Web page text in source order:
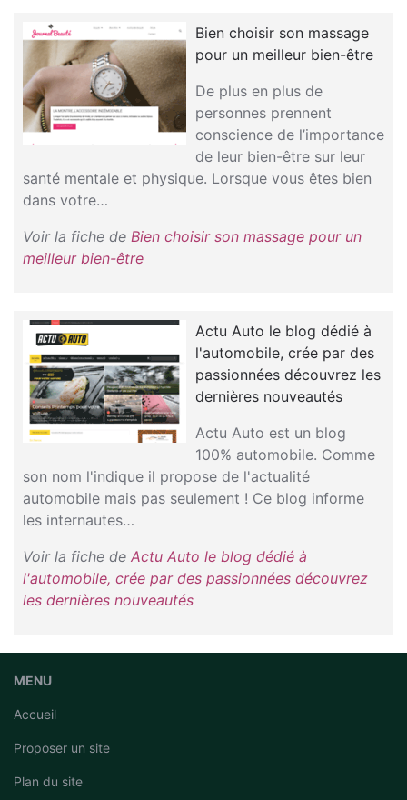
Bien choisir son massage
pour un meilleur bien-être
De plus en plus de
personnes prennent
conscience de l’importance
de leur bien-être sur leur
santé mentale et physique. Lorsque vous êtes bien
dans votre…
Voir la fiche de Bien choisir son massage pour un
meilleur bien-être
Actu Auto le blog dédié à
l'automobile, crée par des
passionnées découvrez les
dernières nouveautés
Actu Auto est un blog
100% automobile. Comme
son nom l'indique il propose de l'actualité
automobile mais pas seulement ! Ce blog informe
les internautes…
Voir la fiche de Actu Auto le blog dédié à
l'automobile, crée par des passionnées découvrez
les dernières nouveautés
MENU
Accueil
Proposer un site
Plan du site